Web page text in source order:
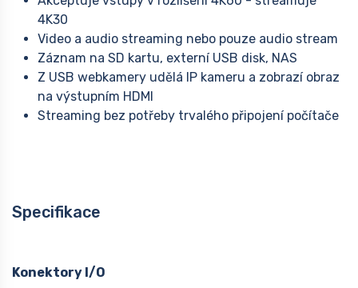
4K30
Video a audio streaming nebo pouze audio stream
Záznam na SD kartu, externí USB disk, NAS
Z USB webkamery udělá IP kameru a zobrazí obraz
na výstupním HDMI
Streaming bez potřeby trvalého připojení počítače
Specifikace
Konektory I/O